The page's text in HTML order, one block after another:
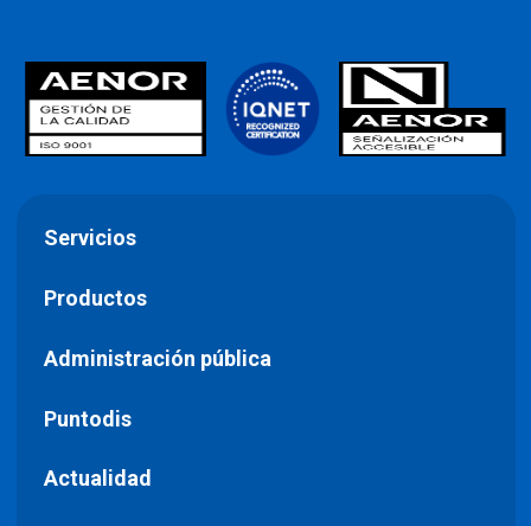
Servicios
Productos
Administración pública
Puntodis
Actualidad